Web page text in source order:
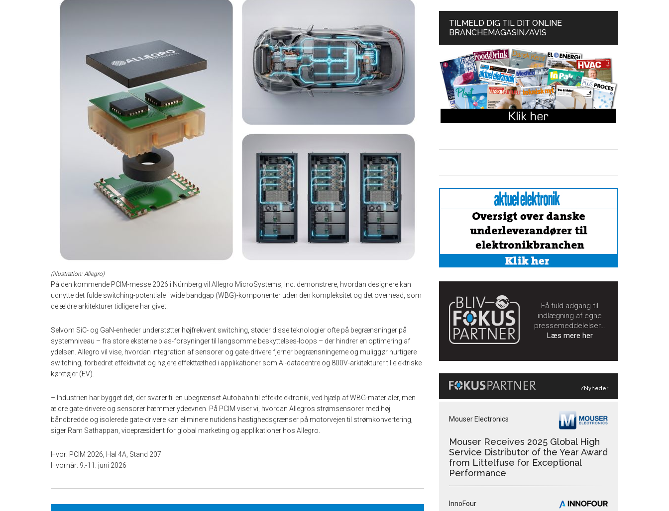
(illustration: Allegro)
På den kommende PCIM-messe 2026 i Nürnberg vil Allegro MicroSystems, Inc. demonstrere, hvordan designere kan
udnytte det fulde switching-potentiale i wide bandgap (WBG)-komponenter uden den kompleksitet og det overhead, som
de ældre arkitekturer tidligere har givet.
Selvom SiC- og GaN-enheder understøtter højfrekvent switching, støder disse teknologier ofte på begrænsninger på
systemniveau – fra store eksterne bias-forsyninger til langsomme beskyttelses-loops – der hindrer en optimering af
ydelsen. Allegro vil vise, hvordan integration af sensorer og gate-drivere fjerner begrænsningerne og muliggør hurtigere
switching, forbedret effektivitet og højere effekttæthed i applikationer som AI-datacentre og 800V-arkitekturer til elektriske
køretøjer (EV).
– Industrien har bygget det, der svarer til en ubegrænset Autobahn til effektelektronik, ved hjælp af WBG-materialer, men
ældre gate-drivere og sensorer hæmmer ydeevnen. På PCIM viser vi, hvordan Allegros strømsensorer med høj
båndbredde og isolerede gate-drivere kan eliminere nutidens hastighedsgrænser på motorvejen til strømkonvertering,
siger Ram Sathappan, vicepræsident for global marketing og applikationer hos Allegro.
Hvor: PCIM 2026, Hal 4A, Stand 207
Hvornår: 9.-11. juni 2026
TILMELD DIG TIL DIT ONLINE
BRANCHEMAGASIN/AVIS
Få fuld adgang til
indlægning af egne
pressemeddelelser…
Læs mere her
/Nyheder
Mouser Electronics
Mouser Receives 2025 Global High
Service Distributor of the Year Award
from Littelfuse for Exceptional
Performance
InnoFour